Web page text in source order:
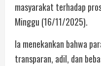
masyarakat terhadap
Minggu (16/11/2025).
Ia menekankan bahwa
transparan, adil, dan